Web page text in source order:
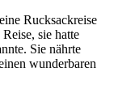
Rucksackreise
sie hatte
Sie nährte
wunderbaren